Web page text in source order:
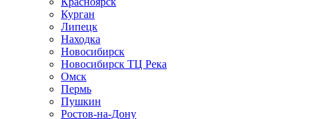
Курган
Липецк
Находка
Новосибирск
Новосибирск ТЦ Река
Омск
Пермь
Пушкин
Ростов-на-Дону